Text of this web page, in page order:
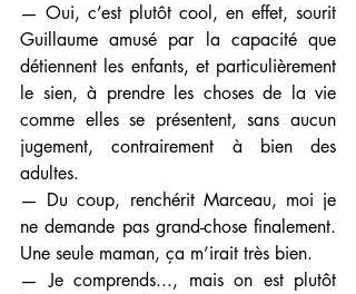
— Oui, c’est plutôt cool, en effet, sourit
Guillaume amusé par la capacité que
détiennent les enfants, et particulièrement
le sien, à prendre les choses de la vie
comme elles se présentent, sans aucun
jugement, contrairement à bien des
adultes.
— Du coup, renchérit Marceau, moi je
ne demande pas grand-chose finalement.
Une seule maman, ça m’irait très bien.
— Je comprends..., mais on est plutôt